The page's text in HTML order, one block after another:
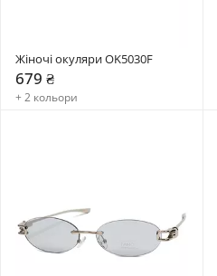
Жіночі окуляри OK5030F
679 ₴
+ 2 кольори